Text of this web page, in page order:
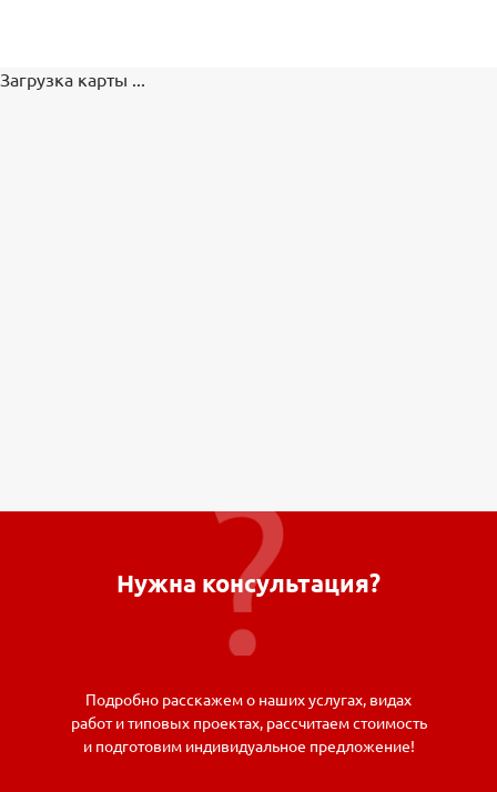
Загрузка карты ...
Нужна консультация?
Подробно расскажем о наших услугах, видах
работ и типовых проектах, рассчитаем стоимость
и подготовим индивидуальное предложение!